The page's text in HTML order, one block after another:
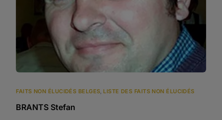
FAITS NON ÉLUCIDÉS BELGES LISTE DES FAITS NON ÉLUCIDÉS
BRANTS Stefan